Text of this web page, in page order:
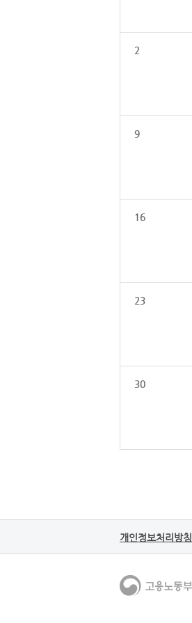
2
9
16
23
30
개인정보처리방침